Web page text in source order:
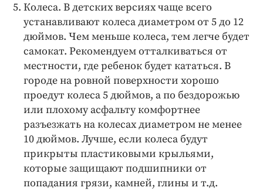
Колеса. В детских версиях чаще всего
устанавливают колеса диаметром от 5 до 12
дюймов. Чем меньше колеса, тем легче будет
самокат. Рекомендуем отталкиваться от
местности, где ребенок будет кататься. В
городе на ровной поверхности хорошо
проедут колеса 5 дюймов, а по бездорожью
или плохому асфальту комфортнее
разъезжать на колесах диаметром не менее
10 дюймов. Лучше, если колеса будут
прикрыты пластиковыми крыльями,
которые защищают подшипники от
попадания грязи, камней, глины и т.д.